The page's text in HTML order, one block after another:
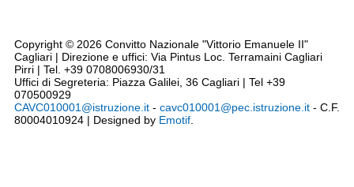
Copyright © 2026 Convitto Nazionale "Vittorio Emanuele II"
Cagliari | Direzione e uffici: Via Pintus Loc. Terramaini Cagliari
Pirri | Tel. +39 0708006930/31
Uffici di Segreteria: Piazza Galilei, 36 Cagliari | Tel +39
070500929
CAVC010001@istruzione.it - cavc010001@pec.istruzione.it - C.F.
80004010924 | Designed by Emotif